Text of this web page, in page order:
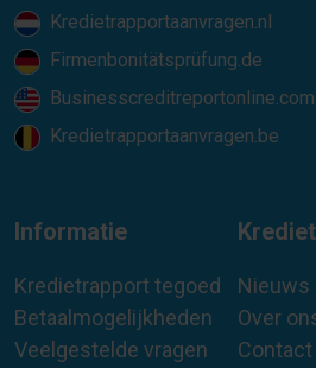
Kredietrapportaanvragen.nl
Firmenbonitätsprüfung.de
Businesscreditreportonline.com
Kredietrapportaanvragen.be
Informatie
Kredietrapport tegoed
Betaalmogelijkheden
Veelgestelde vragen
Nieuws
Over
Contact